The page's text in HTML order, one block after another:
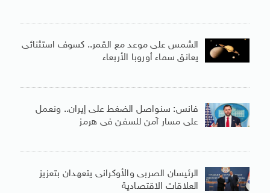
الشمس على موعد مع القمر.. كسوف استثنائى
يعانق سماء أوروبا الأربعاء
فانس: سنواصل الضغط على إيران.. ونعمل
على مسار آمن للسفن فى هرمز
الرئيسان الصربى والأوكرانى يتعهدان بتعزيز
العلاقات الاقتصادية